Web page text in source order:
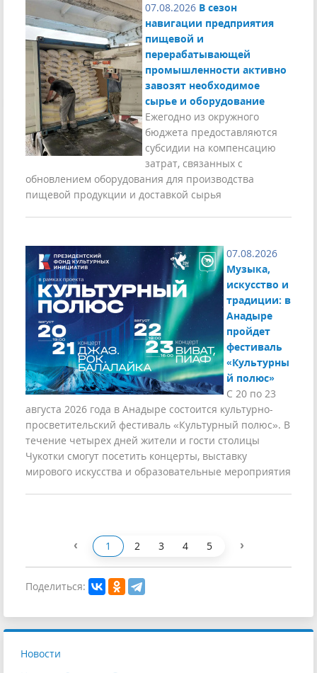
07.08.2026 В сезон
навигации предприятия
пищевой и
перерабатывающей
промышленности активно
завозят необходимое
сырье и оборудование
Ежегодно из окружного
бюджета предоставляются
субсидии на компенсацию
затрат, связанных с
обновлением оборудования для производства
пищевой продукции и доставкой сырья
07.08.2026
Музыка,
искусство и
традиции: в
Анадыре
пройдет
фестиваль
«Культурны
й полюс»
С 20 по 23
августа 2026 года в Анадыре состоится культурно-
просветительский фестиваль «Культурный полюс». В
течение четырех дней жители и гости столицы
Чукотки смогут посетить концерты, выставку
мирового искусства и образовательные мероприятия
‹ 1 2 3 4 5 ›
Поделиться:
Новости